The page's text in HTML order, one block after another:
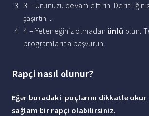
3 – Ününüzü devam ettirin.
şaşırtın. ...
4 – Yeteneğiniz olmadan ünlü olun.
programlarına başvurun.
Rapçi nasıl olunur?
Eğer buradaki ipuçlarını dikkatle okur
sağlam bir rapçi olabilirsiniz.